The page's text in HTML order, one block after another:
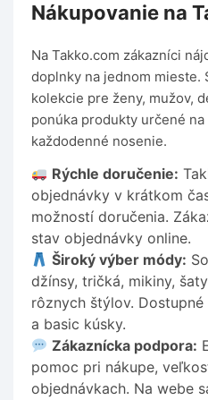
Nákupovanie na
Na Takko.com zákazníci
doplnky na jednom mieste.
kolekcie pre ženy, mužov,
ponúka produkty určené
každodenné nosenie.
Rýchle doručenie:
objednávky v krátkom
možností doručenia.
stav objednávky online.
Široký výber módy:
džínsy, tričká, mikiny,
rôznych štýlov.
a basic kúsky.
Zákaznícka podpora:
pomoc pri nákupe,
objednávkach. Na webe